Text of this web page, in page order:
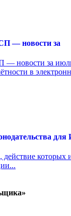
— новости за
за июль-
в
которых